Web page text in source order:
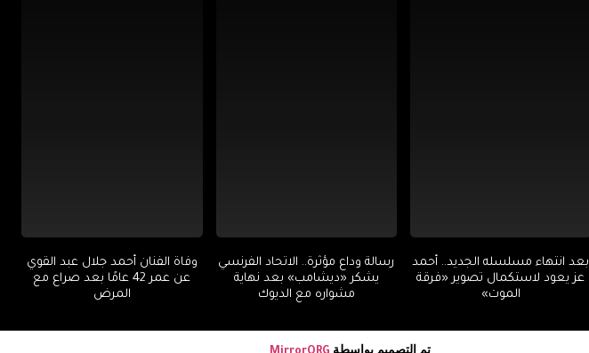
بعد انتهاء مسلسله الجديد.. أحمد
عز يعود لاستكمال تصوير «فرقة
الموت»
رسالة وداع مؤثرة.. الاتحاد الفرنسي
يشكر «ديشامب» بعد نهاية
مشواره مع الديوك
وفاة الفنان أحمد جلال عبد القوي
عن عمر 42 عامًا بعد صراع مع
المرض
تم التصميم بواسطة